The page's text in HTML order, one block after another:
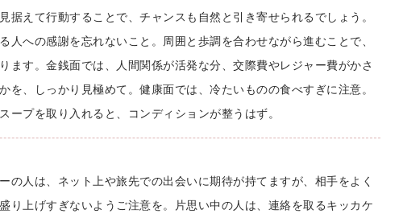
据えて行動することで、チャンスも自然と引き寄せられるでしょう。
人への感謝を忘れないこと。周囲と歩調を合わせながら進むことで、
ます。金銭面では、人間関係が活発な分、交際費やレジャー費がかさ
を、しっかり見極めて。健康面では、冷たいものの食べすぎに注意。
ープを取り入れると、コンディションが整うはず。
の人は、ネット上や旅先での出会いに期待が持てますが、相手をよく
り上げすぎないようご注意を。片思い中の人は、連絡を取るキッカケ